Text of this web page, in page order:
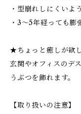
・型崩れしにくいよ
・3～5年経っても膨
★ちょっと癒しが欲
玄関やオフィスのデ
うぶつを飾れます。
【取り扱いの注意】